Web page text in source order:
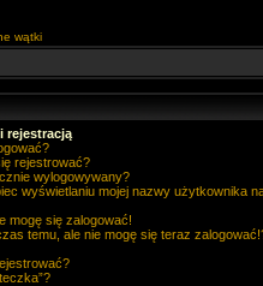
wątki
rejestracją
rejestrować?
wylogowywany?
wyświetlaniu mojej nazwy użytkownika
mogę się zalogować!
temu, ale nie mogę się teraz